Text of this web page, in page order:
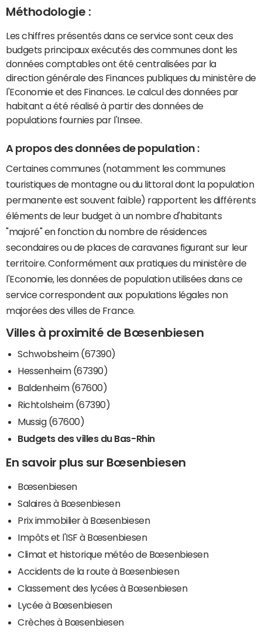
Méthodologie :
Les chiffres présentés dans ce service sont ceux des
budgets principaux exécutés des communes dont les
données comptables ont été centralisées par la
direction générale des Finances publiques du ministère de
l'Economie et des Finances. Le calcul des données par
habitant a été réalisé à partir des données de
populations fournies par l'Insee.
A propos des données de population :
Certaines communes (notamment les communes
touristiques de montagne ou du littoral dont la population
permanente est souvent faible) rapportent les différents
éléments de leur budget à un nombre d'habitants
"majoré" en fonction du nombre de résidences
secondaires ou de places de caravanes figurant sur leur
territoire. Conformément aux pratiques du ministère de
l'Economie, les données de population utilisées dans ce
service correspondent aux populations légales non
majorées des villes de France.
Villes à proximité de Bœsenbiesen
Schwobsheim (67390)
Hessenheim (67390)
Baldenheim (67600)
Richtolsheim (67390)
Mussig (67600)
Budgets des villes du Bas-Rhin
En savoir plus sur Bœsenbiesen
Bœsenbiesen
Salaires à Bœsenbiesen
Prix immobilier à Bœsenbiesen
Impôts et l'ISF à Bœsenbiesen
Climat et historique météo de Bœsenbiesen
Accidents de la route à Bœsenbiesen
Classement des lycées à Bœsenbiesen
Lycée à Bœsenbiesen
Crèches à Bœsenbiesen